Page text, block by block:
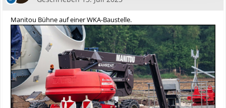
Manitou Bühne auf einer WKA-Baustelle.